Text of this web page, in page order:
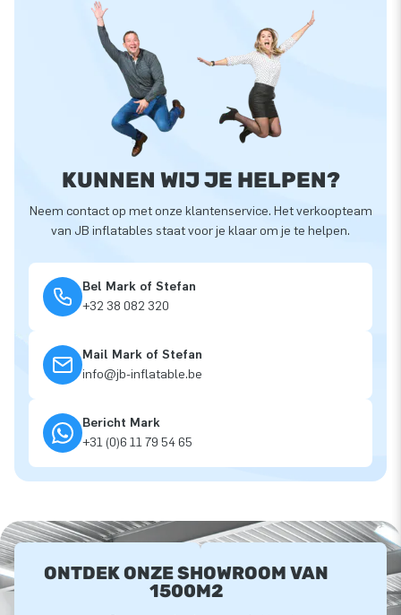
KUNNEN WIJ JE HELPEN?
Neem contact op met onze klantenservice. Het verkoopteam
van JB inflatables staat voor je klaar om je te helpen.
Bel Mark of Stefan
+32 38 082 320
Mail Mark of Stefan
info@jb-inflatable.be
Bericht Mark
+31 (0)6 11 79 54 65
ONTDEK ONZE SHOWROOM VAN
1500M2